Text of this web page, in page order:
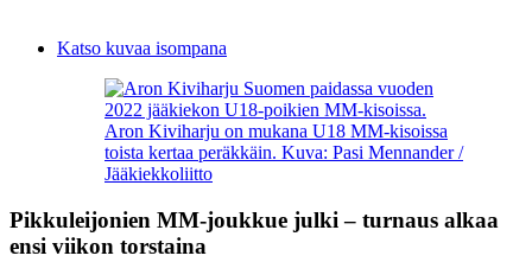
Katso kuvaa isompana
Aron Kiviharju on mukana U18 MM-kisoissa
toista kertaa peräkkäin. Kuva: Pasi Mennander /
Jääkiekkoliitto
Pikkuleijonien MM-joukkue julki – turnaus alkaa
ensi viikon torstaina